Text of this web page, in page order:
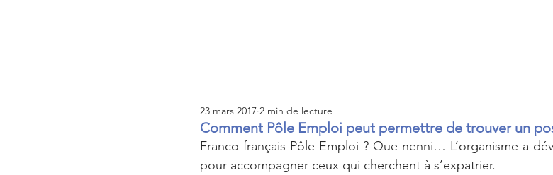
Comment Pôle Emploi peut permettre de trouver un
23 mars 2017 2 min de lecture
Franco-français Pôle Emploi ? Que nenni… L’organisme a
pour accompagner ceux qui cherchent à s’expatrier.